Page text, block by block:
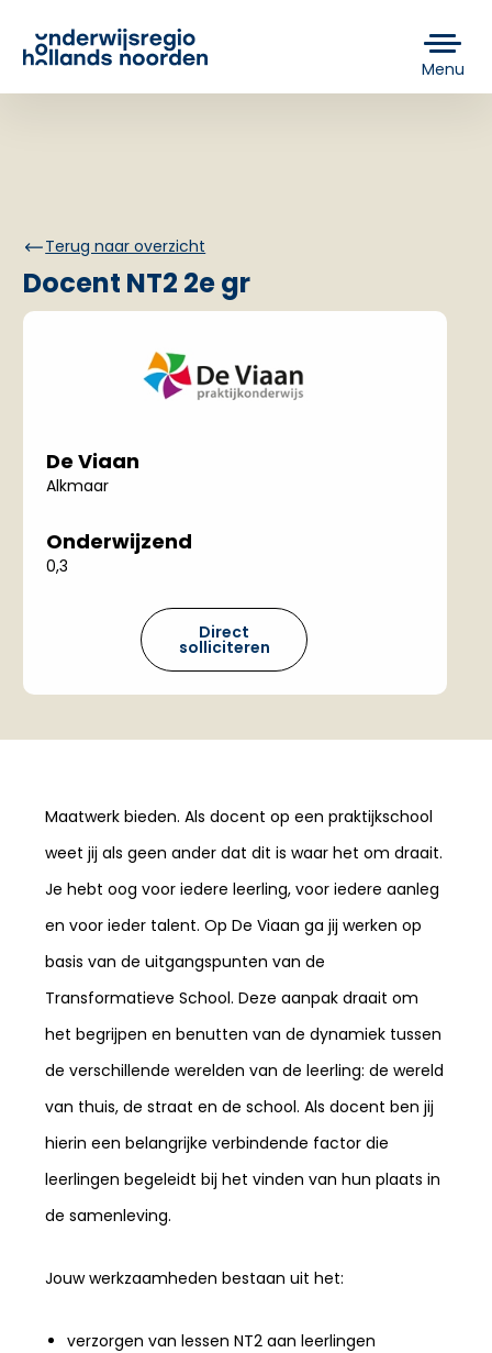
Menu
Terug naar overzicht
Docent NT2 2e gr
De Viaan
Alkmaar
Onderwijzend
0,3
Direct
solliciteren
Maatwerk bieden. Als docent op een praktijkschool
weet jij als geen ander dat dit is waar het om draait.
Je hebt oog voor iedere leerling, voor iedere aanleg
en voor ieder talent. Op De Viaan ga jij werken op
basis van de uitgangspunten van de
Transformatieve School. Deze aanpak draait om
het begrijpen en benutten van de dynamiek tussen
de verschillende werelden van de leerling: de wereld
van thuis, de straat en de school. Als docent ben jij
hierin een belangrijke verbindende factor die
leerlingen begeleidt bij het vinden van hun plaats in
de samenleving.
Jouw werkzaamheden bestaan uit het:
verzorgen van lessen NT2 aan leerlingen